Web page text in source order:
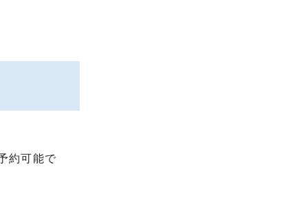
約可能で